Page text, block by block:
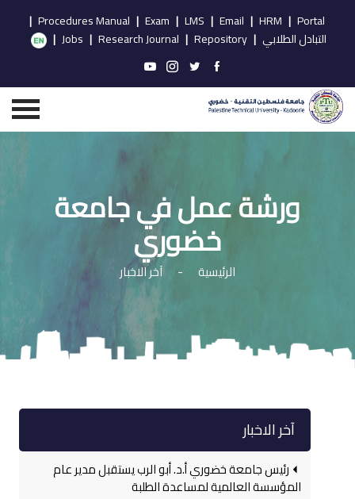
Portal
|
HRM
|
Email
|
LMS
|
Exam
|
Procedures Manual
|
التبادل الطلابي |
Repository
|
Research Journal
|
Jobs
|
ورشة عمل في جامعة
خضوري
الرئيسية - آخر الاخبار
آخر الاخبار
رئيس جامعة خضوري أ.د. أبو الرب يستقبل مدير عام
المؤسسة العالمية لمساعدة الطلبة